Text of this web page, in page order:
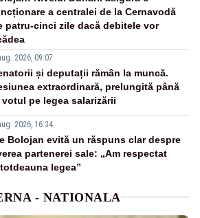
a centralei de la Cernavodă
patru-cinci zile dacă debitele vor
2026, 09:07
și deputații rămân la muncă.
extraordinară, prelungită până
votul pe legea salarizării
2026, 16:34
Bolojan evită un răspuns clar despre
partenerei sale: „Am respectat
legea”
- NATIONALA